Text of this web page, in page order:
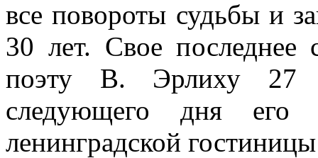
все повороты судьбы и
30 лет. Свое последнее
поэту В. Эрлиху 27
следующего дня
ленинградской